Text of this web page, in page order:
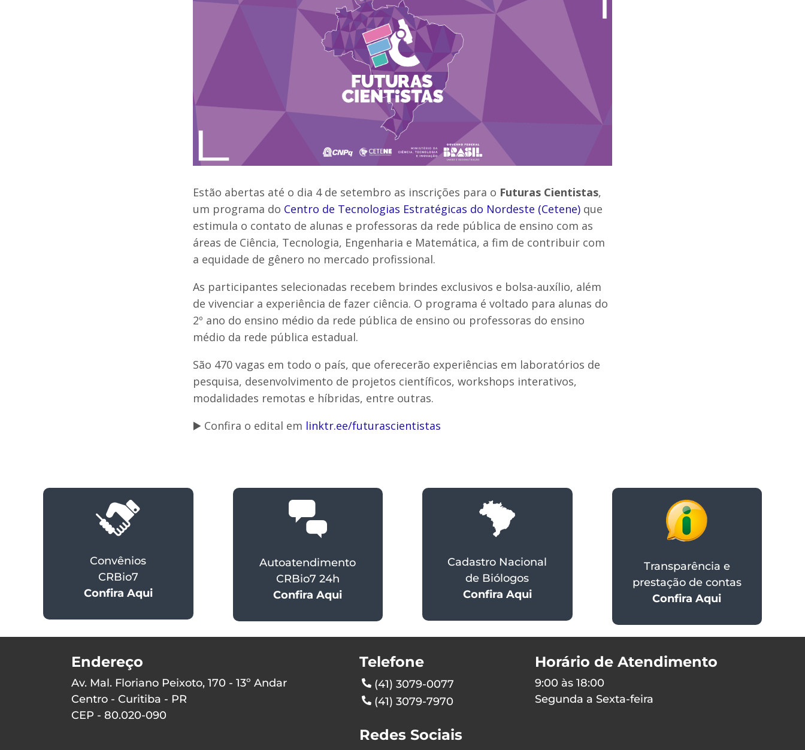
Estão abertas até o dia 4 de setembro as inscrições para o Futuras Cientistas,
um programa do Centro de Tecnologias Estratégicas do Nordeste (Cetene) que
estimula o contato de alunas e professoras da rede pública de ensino com as
áreas de Ciência, Tecnologia, Engenharia e Matemática, a fim de contribuir com
a equidade de gênero no mercado profissional.
As participantes selecionadas recebem brindes exclusivos e bolsa-auxílio, além
de vivenciar a experiência de fazer ciência. O programa é voltado para alunas do
2º ano do ensino médio da rede pública de ensino ou professoras do ensino
médio da rede pública estadual.
São 470 vagas em todo o país, que oferecerão experiências em laboratórios de
pesquisa, desenvolvimento de projetos científicos, workshops interativos,
modalidades remotas e híbridas, entre outras.
▶️ Confira o edital em linktr.ee/futurascientistas
Convênios
CRBio7
Confira Aqui
Autoatendimento
CRBio7 24h
Confira Aqui
Cadastro Nacional
de Biólogos
Confira Aqui
Transparência e
prestação de contas
Confira Aqui
Endereço
Av. Mal. Floriano Peixoto, 170 - 13º Andar
Centro - Curitiba - PR
CEP - 80.020-090
Telefone
(41) 3079-0077
(41) 3079-7970
Redes Sociais
Horário de Atendimento
9:00 às 18:00
Segunda a Sexta-feira